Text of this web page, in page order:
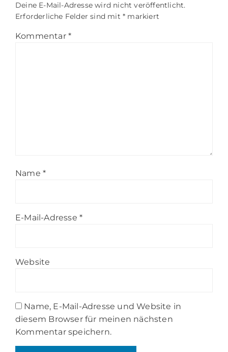
Deine E-Mail-Adresse wird nicht veröffentlicht.
Erforderliche Felder sind mit * markiert
Kommentar *
Name *
E-Mail-Adresse *
Website
Name, E-Mail-Adresse und Website in
diesem Browser für meinen nächsten
Kommentar speichern.